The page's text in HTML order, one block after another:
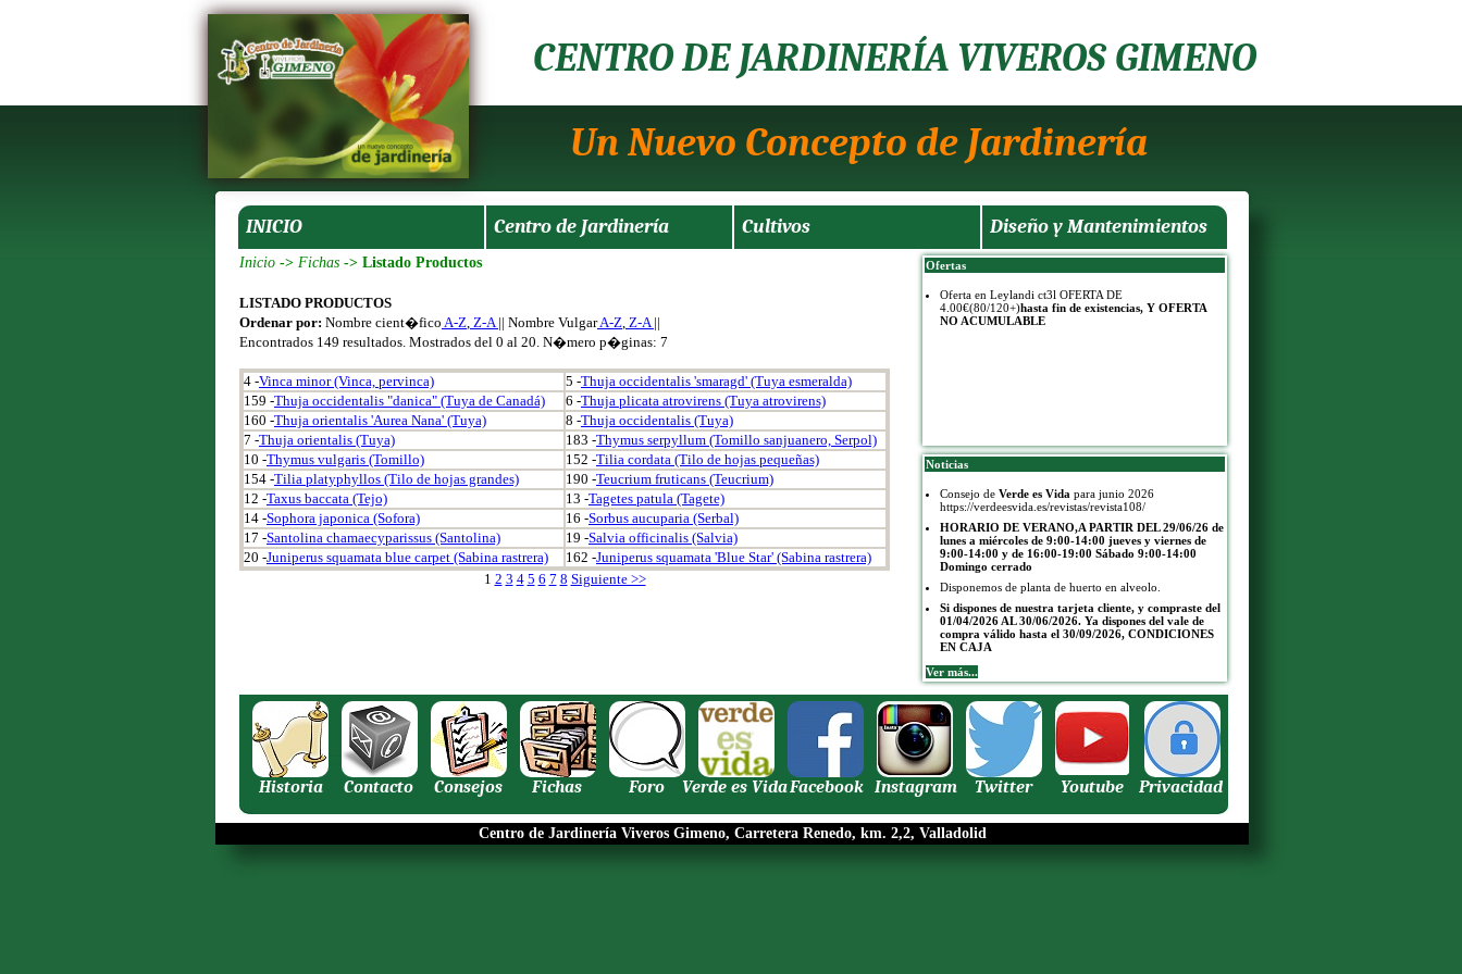
CENTRO DE JARDINERÍA VIVEROS GIMENO
Un Nuevo Concepto de Jardinería
INICIO Centro de Jardinería Cultivos Diseño y Mantenimientos
Inicio -> Fichas -> Listado Productos Ofertas
Oferta en Leylandi ct3l OFERTA DE
4.00€(80/120+)hasta fin de existencias, Y OFERTA
NO ACUMULABLE
Noticias
Consejo de Verde es Vida para junio 2026
https://verdeesvida.es/revistas/revista108/
HORARIO DE VERANO,A PARTIR DEL 29/06/26 de
lunes a miércoles de 9:00-14:00 jueves y viernes de
9:00-14:00 y de 16:00-19:00 Sábado 9:00-14:00
Domingo cerrado
Disponemos de planta de huerto en alveolo.
Si dispones de nuestra tarjeta cliente, y compraste del
01/04/2026 AL 30/06/2026. Ya dispones del vale de
compra válido hasta el 30/09/2026, CONDICIONES
EN CAJA
Ver más...
LISTADO PRODUCTOS
Ordenar por: Nombre cient�fico A-Z, Z-A|| Nombre VulgarA-Z, Z-A||
Encontrados 149 resultados. Mostrados del 0 al 20. N�mero p�ginas: 7
4 -Vinca minor (Vinca, pervinca) 5 -Thuja occidentalis 'smaragd' (Tuya esmeralda)
159 -Thuja occidentalis "danica" (Tuya de Canadá) 6 -Thuja plicata atrovirens (Tuya atrovirens)
160 -Thuja orientalis 'Aurea Nana' (Tuya) 8 -Thuja occidentalis (Tuya)
7 -Thuja orientalis (Tuya) 183 -Thymus serpyllum (Tomillo sanjuanero, Serpol)
10 -Thymus vulgaris (Tomillo) 152 -Tilia cordata (Tilo de hojas pequeñas)
154 -Tilia platyphyllos (Tilo de hojas grandes) 190 -Teucrium fruticans (Teucrium)
12 -Taxus baccata (Tejo) 13 -Tagetes patula (Tagete)
14 -Sophora japonica (Sofora) 16 -Sorbus aucuparia (Serbal)
17 -Santolina chamaecyparissus (Santolina) 19 -Salvia officinalis (Salvia)
20 -Juniperus squamata blue carpet (Sabina rastrera) 162 -Juniperus squamata 'Blue Star' (Sabina rastrera)
1 2 3 4 5 6 7 8 Siguiente >>
Historia Contacto Consejos Fichas Foro Verde es VidaFacebook Instagram Twitter Youtube Privacidad
Centro de Jardinería Viveros Gimeno, Carretera Renedo, km. 2,2, Valladolid